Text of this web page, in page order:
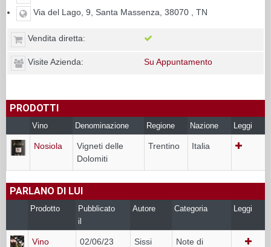
Via del Lago, 9, Santa Massenza, 38070 , TN
Vendita diretta:
Visite Azienda: Su Appuntamento
PRODOTTI
Vino Denominazione Regione Nazione Leggi
Nosiola
Vigneti delle
Dolomiti
Trentino Italia
PARLANO DI LUI
Prodotto
Pubblicato
il
Autore Categoria Leggi
Vino
02/06/23
Sissi
Note di